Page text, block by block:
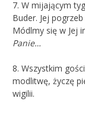
7. W mijającym
Buder. Jej
Módlmy się w Jej
Panie…
8. Wszystkim
modlitwę, życzę
wigilii.